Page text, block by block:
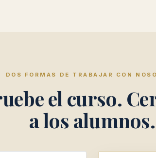
DOS FORMAS DE TRABAJAR CON
el curso.
a los alumnos.